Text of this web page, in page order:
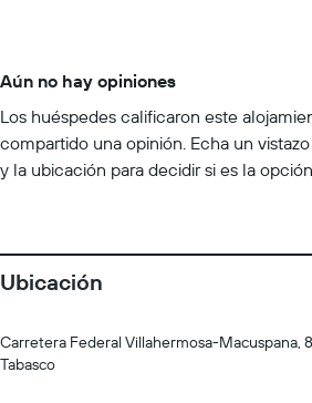
Aún no hay opiniones
Los huéspedes calificaron este
compartido una opinión. Echa un
y la ubicación para decidir si es la
Ubicación
Carretera Federal Villahermosa-Macuspana,
Tabasco